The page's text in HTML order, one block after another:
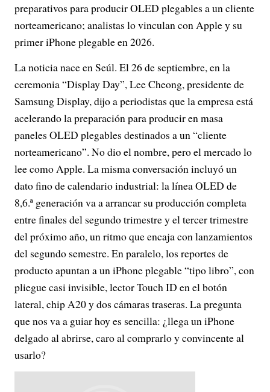
preparativos para producir OLED plegables a un cliente
norteamericano; analistas lo vinculan con Apple y su
primer iPhone plegable en 2026.
La noticia nace en Seúl. El 26 de septiembre, en la
ceremonia “Display Day”, Lee Cheong, presidente de
Samsung Display, dijo a periodistas que la empresa está
acelerando la preparación para producir en masa
paneles OLED plegables destinados a un “cliente
norteamericano”. No dio el nombre, pero el mercado lo
lee como Apple. La misma conversación incluyó un
dato fino de calendario industrial: la línea OLED de
8,6.ª generación va a arrancar su producción completa
entre finales del segundo trimestre y el tercer trimestre
del próximo año, un ritmo que encaja con lanzamientos
del segundo semestre. En paralelo, los reportes de
producto apuntan a un iPhone plegable “tipo libro”, con
pliegue casi invisible, lector Touch ID en el botón
lateral, chip A20 y dos cámaras traseras. La pregunta
que nos va a guiar hoy es sencilla: ¿llega un iPhone
delgado al abrirse, caro al comprarlo y convincente al
usarlo?